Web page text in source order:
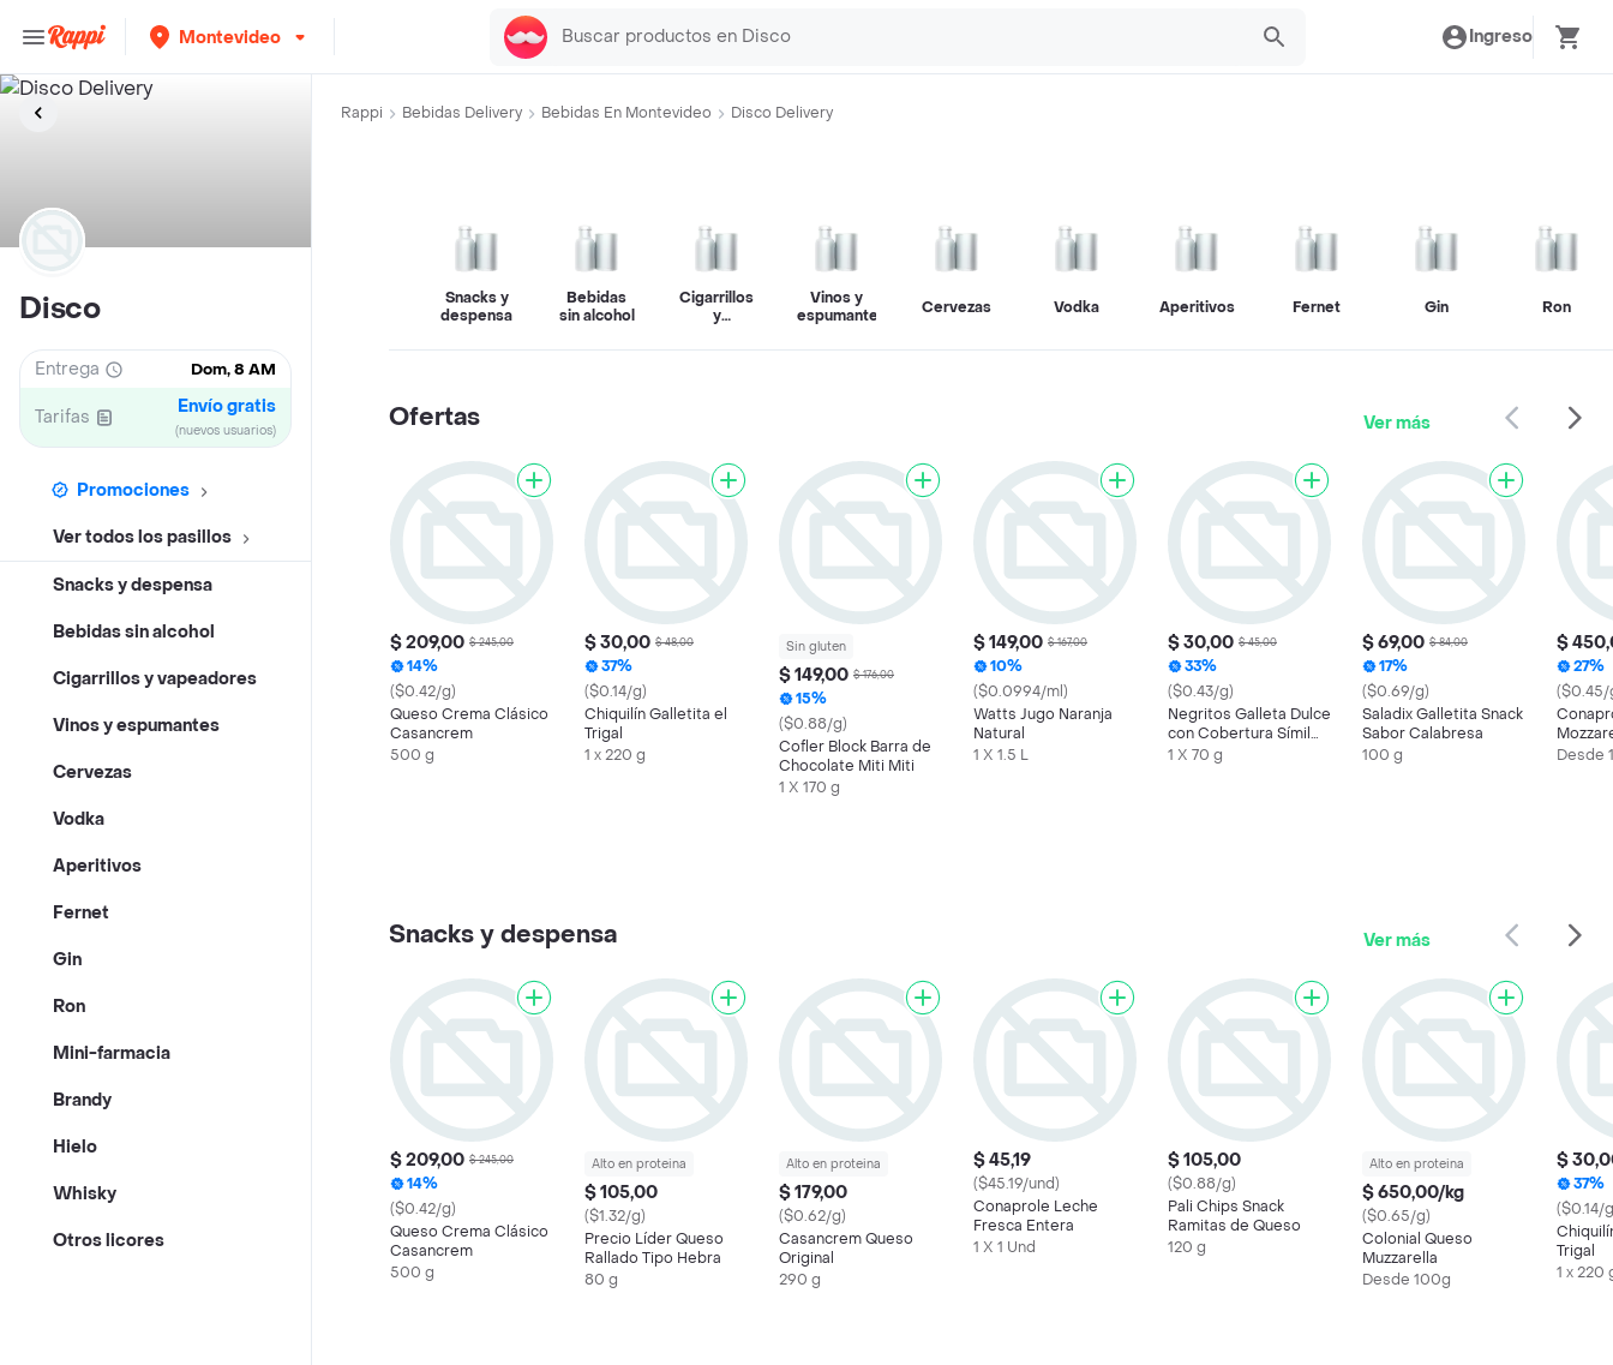
Montevideo Ingreso
Disco
Entrega Dom, 8 AM
Tarifas Envío gratis
(nuevos usuarios)
Promociones
Ver todos los pasillos
Snacks y despensa
Bebidas sin alcohol
Cigarrillos y vapeadores
Vinos y espumantes
Cervezas
Vodka
Aperitivos
Fernet
Gin
Ron
Mini-farmacia
Brandy
Hielo
Whisky
Otros licores
Rappi Bebidas Delivery Bebidas En Montevideo Disco Delivery
Snacks y
despensa
Bebidas
sin alcohol
Cigarrillos
y
Vinos y
espumantes
Cervezas Vodka Aperitivos Fernet Gin Ron
Ofertas Ver más
$ 209,00 $ 245,00
14%
($0.42/g)
Queso Crema Clásico
Casancrem
500 g
$ 30,00 $ 48,00
37%
($0.14/g)
Chiquilín Galletita el
Trigal
1 x 220 g
Sin gluten
$ 149,00 $ 176,00
15%
($0.88/g)
Cofler Block Barra de
Chocolate Miti Miti
1 X 170 g
$ 149,00 $ 167,00
10%
($0.0994/ml)
Watts Jugo Naranja
Natural
1 X 1.5 L
$ 30,00 $ 45,00
33%
($0.43/g)
Negritos Galleta Dulce
con Cobertura Símil
Chocolate
1 X 70 g
$ 69,00 $ 84,00
17%
($0.69/g)
Saladix Galletita Snack
Sabor Calabresa
100 g
$
27%
($0.45/
Desde
Snacks y despensa Ver más
$ 209,00 $ 245,00
14%
($0.42/g)
Queso Crema Clásico
Casancrem
500 g
Alto en proteina
$ 105,00
($1.32/g)
Precio Líder Queso
Rallado Tipo Hebra
80 g
Alto en proteina
$ 179,00
($0.62/g)
Casancrem Queso
Original
290 g
$ 45,19
($45.19/und)
Conaprole Leche
Fresca Entera
1 X 1 Und
$ 105,00
($0.88/g)
Pali Chips Snack
Ramitas de Queso
120 g
Alto en proteina
$ 650,00/kg
($0.65/g)
Colonial Queso
Muzzarella
Desde 100g
$
37%
($0.14/
Trigal
1 x 220